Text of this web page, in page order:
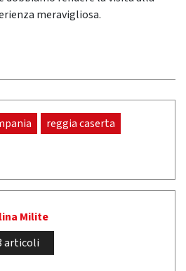
meravigliosa.
reggia caserta
Milite
articoli